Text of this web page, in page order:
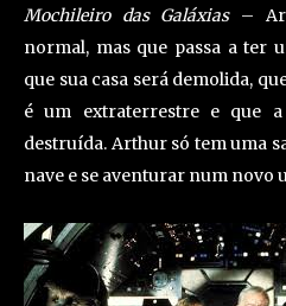
Mochileiro das Galáxias–
normal, mas que passa a ter
que sua casa será demolida,
é um extraterrestre e que
destruída. Arthur só tem uma
nave e se aventurar num novo